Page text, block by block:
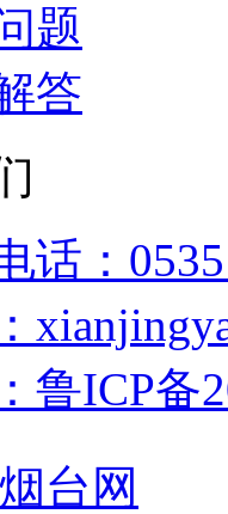
题
答
话：
鲁ICP备
台网